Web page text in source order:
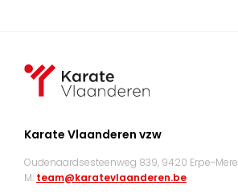
Karate Vlaanderen vzw
Oudenaardsesteenweg 839, 9420 Erpe-Mere
M: team@karatevlaanderen.be